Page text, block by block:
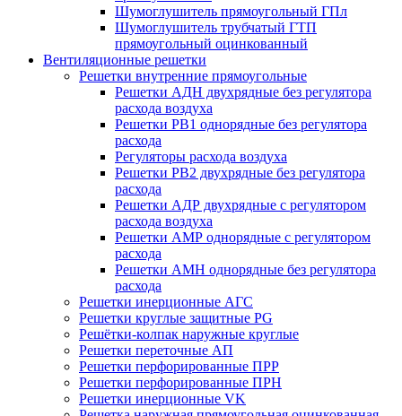
Шумоглушитель прямоугольный ГПл
Шумоглушитель трубчатый ГТП
прямоугольный оцинкованный
Вентиляционные решетки
Решетки внутренние прямоугольные
Решетки АДН двухрядные без регулятора
расхода воздуха
Решетки РВ1 однорядные без регулятора
расхода
Регуляторы расхода воздуха
Решетки РВ2 двухрядные без регулятора
расхода
Решетки АДР двухрядные с регулятором
расхода воздуха
Решетки АМР однорядные с регулятором
расхода
Решетки АМН однорядные без регулятора
расхода
Решетки инерционные АГС
Решетки круглые защитные PG
Решётки-колпак наружные круглые
Решетки переточные АП
Решетки перфорированные ПРР
Решетки перфорированные ПРН
Решетки инерционные VK